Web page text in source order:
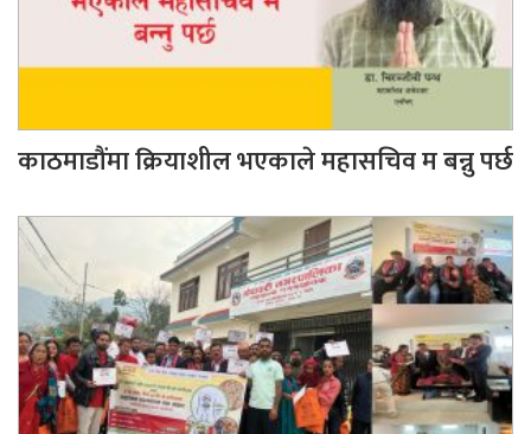
काठमाडौंमा क्रियाशील भएकाले महासचिव म बन्नु पर्छ